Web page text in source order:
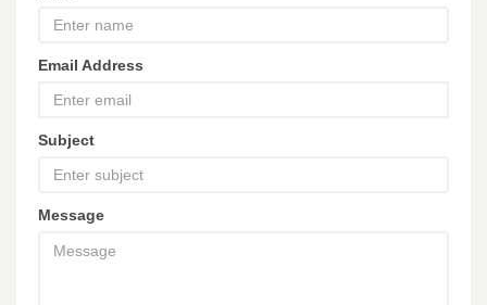
Email Address
Subject
Message